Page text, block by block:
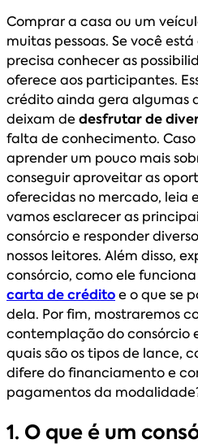
Comprar a casa ou um
muitas pessoas. Se você
precisa conhecer as
oferece aos participantes.
crédito ainda gera algumas
deixam dedesfrutar de
falta de conhecimento.
aprender um pouco mais
conseguir aproveitar as
oferecidas no mercado, leia
vamos esclarecer as
consórcio e responder
nossos leitores. Além disso,
consórcio, como ele
carta de créditoe o que se
dela. Por fim, mostraremos
contemplação do consórcio
quais são os tipos de lance,
difere do financiamento e
pagamentos da
1. O que é um